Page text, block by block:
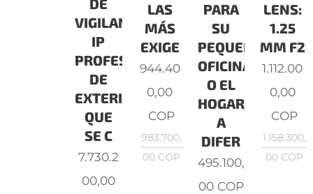
DE
VIGILANCIA
IP
PROFESIONAL
DE
EXTERIORES
QUE
SE C
7.730.2
00,00
LAS
MÁS
EXIGE
944.40
0,00
COP
983.700,
00 COP
PARA
SU
PEQUEÑA
OFICINA
O EL
HOGAR.
A
DIFER
495.100,
00COP
LENS:
1.25
MM F2
1.112.00
0,00
COP
1.158.300,
00COP